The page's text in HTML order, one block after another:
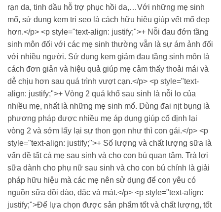
rạn da, tinh dầu hỗ trợ phục hồi da,…Với những mẹ sinh
mổ, sử dụng kem trị sẹo là cách hữu hiệu giúp vết mổ đẹp
hơn.</p> <p style="text-align: justify;">+ Nỗi đau đớn tầng
sinh môn đối với các mẹ sinh thường vẫn là sự ám ảnh đối
với nhiều người. Sử dụng kem giảm đau tầng sinh môn là
cách đơn giản và hiệu quả giúp mẹ cảm thấy thoải mái và
dễ chịu hơn sau quá trình vượt cạn.</p> <p style="text-
align: justify;">+ Vòng 2 quá khổ sau sinh là nỗi lo của
nhiều mẹ, nhất là những mẹ sinh mổ. Dùng đai nịt bụng là
phương pháp được nhiều mẹ áp dụng giúp cố định lại
vòng 2 và sớm lấy lại sự thon gọn như thì con gái.</p> <p
style="text-align: justify;">+ Số lượng và chất lượng sữa là
vấn đề tất cả mẹ sau sinh và cho con bú quan tâm. Trà lợi
sữa dành cho phụ nữ sau sinh và cho con bú chính là giải
pháp hữu hiệu mà các mẹ nên sử dụng để con yêu có
nguồn sữa dồi dào, đặc và mát.</p> <p style="text-align:
justify;">Để lựa chọn được sản phẩm tốt và chất lượng, tốt